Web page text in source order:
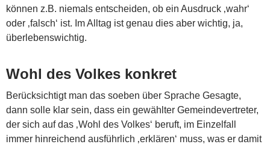
können z.B. niemals entscheiden, ob ein Ausdruck ‚wahr‘
oder ‚falsch‘ ist. Im Alltag ist genau dies aber wichtig, ja,
überlebenswichtig.
Wohl des Volkes konkret
Berücksichtigt man das soeben über Sprache Gesagte,
dann solle klar sein, dass ein gewählter Gemeindevertreter,
der sich auf das ‚Wohl des Volkes‘ beruft, im Einzelfall
immer hinreichend ausführlich ‚erklären‘ muss, was er damit